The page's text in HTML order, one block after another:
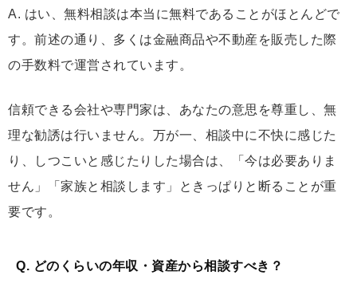
A. はい、無料相談は本当に無料であることがほとんどで
す。前述の通り、多くは金融商品や不動産を販売した際
の手数料で運営されています。
信頼できる会社や専門家は、あなたの意思を尊重し、無
理な勧誘は行いません。万が一、相談中に不快に感じた
り、しつこいと感じたりした場合は、「今は必要ありま
せん」「家族と相談します」ときっぱりと断ることが重
要です。
Q. どのくらいの年収・資産から相談すべき？